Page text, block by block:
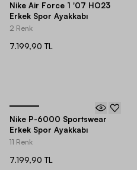
Nike Air Force 1 '07 HO23
Erkek Spor Ayakkabı
2 Renk
7.199,90 TL
Nike P-6000 Sportswear
Erkek Spor Ayakkabı
11 Renk
7.199,90 TL